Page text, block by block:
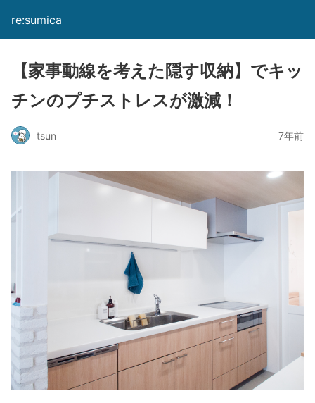
re:sumica
【家事動線を考えた隠す収納】でキッ
チンのプチストレスが激減！
tsun 7年前